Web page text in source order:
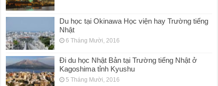
Du học tại Okinawa Học viện hay Trường tiếng
Nhật
6 Tháng Mười, 2016
Đi du học Nhật Bản tại Trường tiếng Nhật ở
Kagoshima tỉnh Kyushu
5 Tháng Mười, 2016